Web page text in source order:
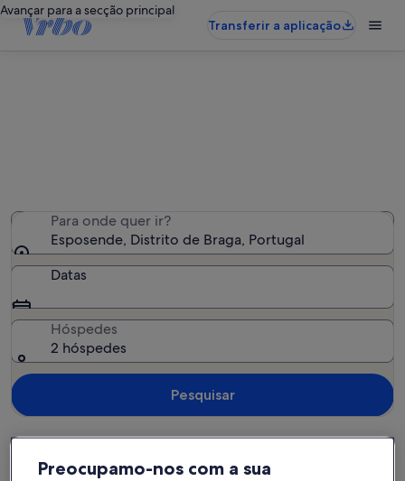
Avançar para a secção principal
Transferir a aplicação
Para onde quer ir?
Esposende, Distrito de Braga, Portugal
Datas
Hóspedes
2 hóspedes
Pesquisar
Preocupamo-nos com a sua